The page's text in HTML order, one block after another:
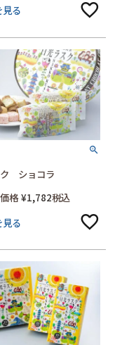
る
ク ショコラ
格 ¥1,782税込
る